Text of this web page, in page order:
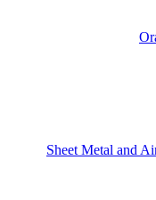
Sheet Metal and